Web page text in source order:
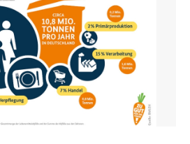
YouTubeCookie-
Richtlinie
(EU)